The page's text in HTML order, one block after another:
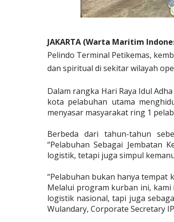
JAKARTA (Warta Maritim
Pelindo Terminal Petikemas,
dan spiritual di sekitar wilayah
Dalam rangka Hari Raya Idul
kota pelabuhan utama
menyasar masyarakat ring 1
Berbeda dari tahun-tahun
“Pelabuhan Sebagai Jembatan
logistik, tetapi juga simpul
“Pelabuhan bukan hanya tempat
Melalui program kurban ini, kami
logistik nasional, tapi juga
Wulandary, Corporate Secretary